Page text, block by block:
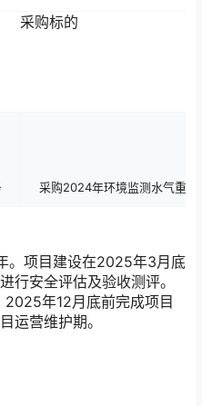
采购标的
采购2024年环境监测水气重
。项目建设在2025年3月底
行安全评估及验收测评。
年12月底前完成项目
运营维护期。